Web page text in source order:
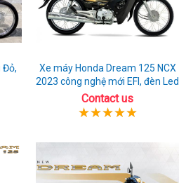
Đỏ,
Xe máy Honda Dream 125 NCX
2023 công nghệ mới EFI, đèn Led
Contact us